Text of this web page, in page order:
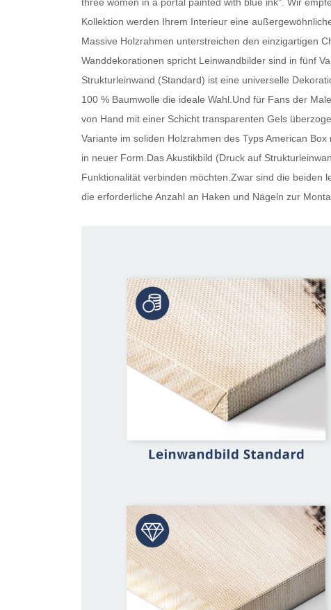
Kollektion werden Ihrem Interieur eine
Massive Holzrahmen unterstreichen den einzigartigen
Wanddekorationen spricht Leinwandbilder sind in fünf
Strukturleinwand (Standard) ist eine universelle
100 % Baumwolle die ideale Wahl.Und für Fans der
von Hand mit einer Schicht transparenten Gels
Variante im soliden Holzrahmen des Typs American
in neuer Form.Das Akustikbild (Druck auf
Funktionalität verbinden möchten.Zwar sind die beiden
die erforderliche Anzahl an Haken und Nägeln zur